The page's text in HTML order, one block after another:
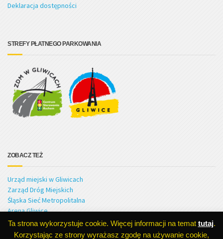
Deklaracja dostępności
STREFY PŁATNEGO PARKOWANIA
ZOBACZ TEŻ
Urząd miejski w Gliwicach
Zarząd Dróg Miejskich
Śląska Sieć Metropolitalna
Arena Gliwice
Ta strona wykorzystuje cookie. Więcej informacji na temat tutaj.
Korzystając ze strony wyrażasz zgodę na używanie cookie,